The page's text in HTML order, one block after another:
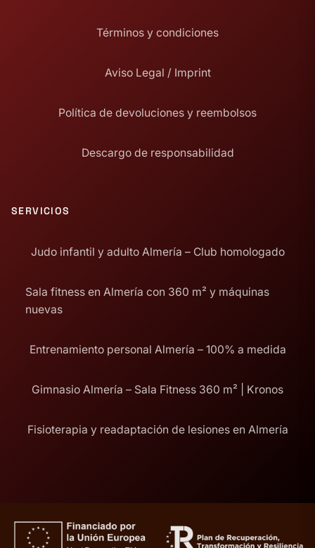
Términos y condiciones
Aviso Legal / Imprint
Política de devoluciones y reembolsos
Descargo de responsabilidad
SERVICIOS
Judo infantil y adulto Almería – Club homologado
Sala fitness en Almería con 360 m² y máquinas
nuevas
Entrenamiento personal Almería – 100% a medida
Gimnasio Almería – Sala Fitness 360 m² | Kronos
Fisioterapia y readaptación de lesiones en Almería